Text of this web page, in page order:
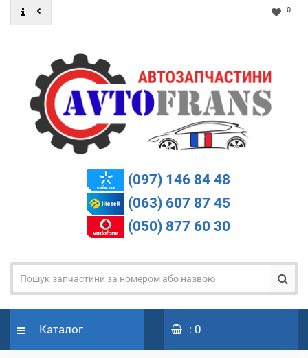
0
(097) 146 84 48
(063) 607 87 45
(050) 877 60 30
Каталог : 0